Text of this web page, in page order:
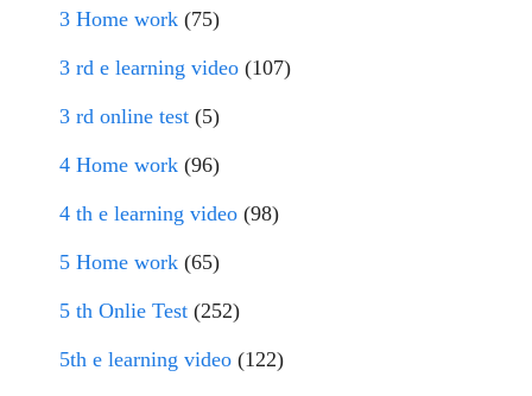
3 Home work (75)
3 rd e learning video (107)
3 rd online test (5)
4 Home work (96)
4 th e learning video (98)
5 Home work (65)
5 th Onlie Test (252)
5th e learning video (122)